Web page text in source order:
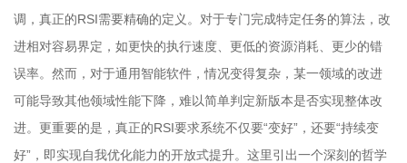
调，真正的RSI需要精确的定义。对于专门完成特定任务的算法，改
进相对容易界定，如更快的执行速度、更低的资源消耗、更少的错
误率。然而，对于通用智能软件，情况变得复杂，某一领域的改进
可能导致其他领域性能下降，难以简单判定新版本是否实现整体改
进。更重要的是，真正的RSI要求系统不仅要“变好”，还要“持续变
好”，即实现自我优化能力的开放式提升。这里引出一个深刻的哲学